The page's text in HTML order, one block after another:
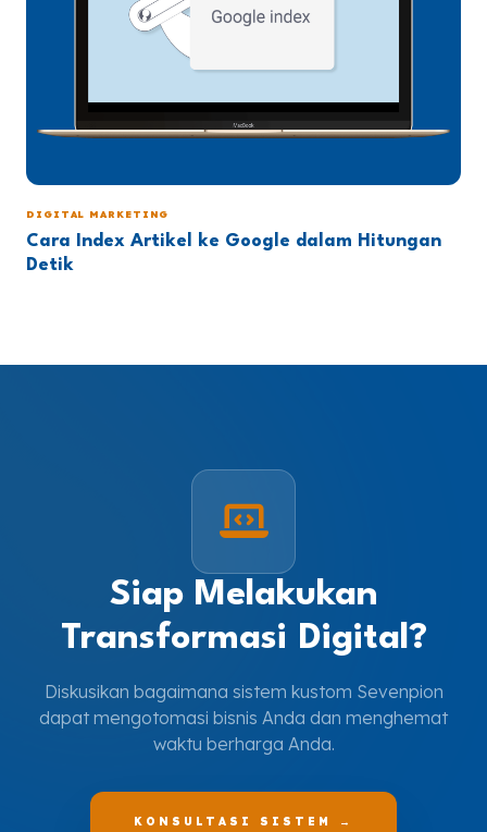
DIGITAL MARKETING
Cara Index Artikel ke Google dalam Hitungan
Detik
Siap Melakukan
Transformasi Digital?
Diskusikan bagaimana sistem kustom Sevenpion
dapat mengotomasi bisnis Anda dan menghemat
waktu berharga Anda.
KONSULTASI SISTEM →